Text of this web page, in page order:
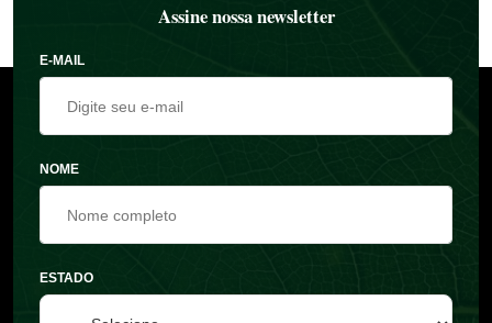
Assine nossa newsletter
E-MAIL
NOME
ESTADO